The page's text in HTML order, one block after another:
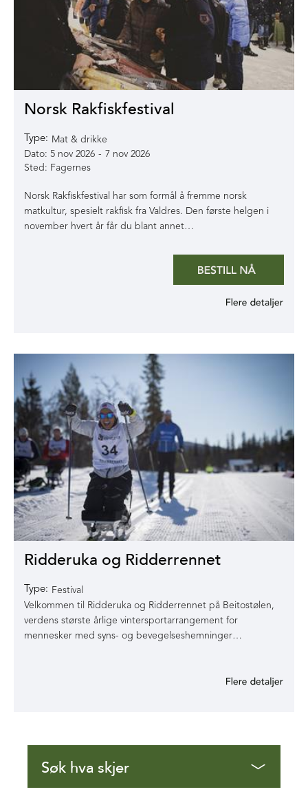
Norsk Rakfiskfestival
Type: Mat & drikke
5 nov 2026 - 7 nov 2026
Fagernes
Norsk Rakfiskfestival har som formål å fremme norsk
matkultur, spesielt rakfisk fra Valdres. Den første helgen i
november hvert år får du blant annet…
Ridderuka og Ridderrennet
Type: Festival
Velkommen til Ridderuka og Ridderrennet på Beitostølen,
verdens største årlige vintersportarrangement for
mennesker med syns- og bevegelseshemninger…
Søk hva skjer